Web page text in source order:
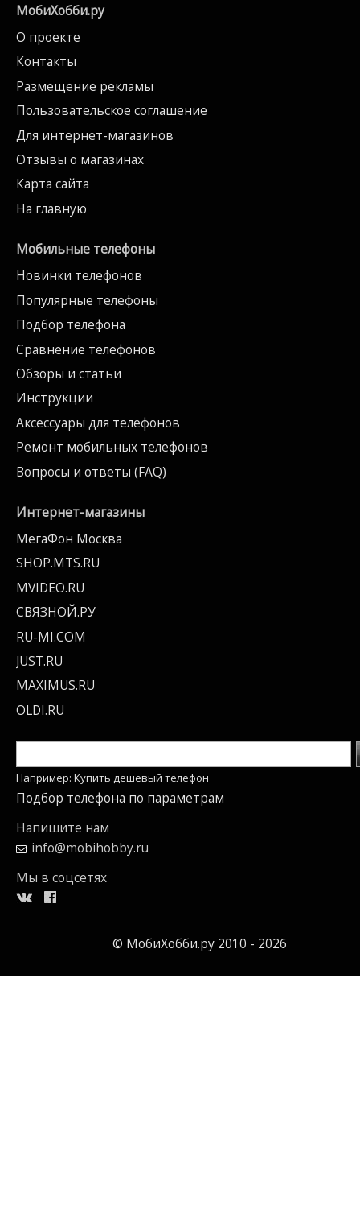
МобиХобби.ру
О проекте
Контакты
Размещение рекламы
Пользовательское соглашение
Для интернет-магазинов
Отзывы о магазинах
Карта сайта
На главную
Мобильные телефоны
Новинки телефонов
Популярные телефоны
Подбор телефона
Сравнение телефонов
Обзоры и статьи
Инструкции
Аксессуары для телефонов
Ремонт мобильных телефонов
Вопросы и ответы (FAQ)
Интернет-магазины
МегаФон Москва
SHOP.MTS.RU
MVIDEO.RU
СВЯЗНОЙ.РУ
RU-MI.COM
JUST.RU
MAXIMUS.RU
OLDI.RU
Например: Купить дешевый телефон
Подбор телефона по параметрам
Напишите нам
info@mobihobby.ru
Мы в соцсетях
© МобиХобби.ру 2010 - 2026